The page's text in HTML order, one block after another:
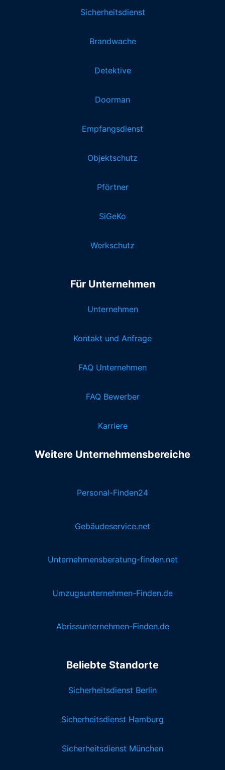
Sicherheitsdienst
Brandwache
Detektive
Doorman
Empfangsdienst
Objektschutz
Pförtner
SiGeKo
Werkschutz
Für Unternehmen
Unternehmen
Kontakt und Anfrage
FAQ Unternehmen
FAQ Bewerber
Karriere
Weitere Unternehmensbereiche
Personal-Finden24
Gebäudeservice.net
Unternehmensberatung-finden.net
Umzugsunternehmen-Finden.de
Abrissunternehmen-Finden.de
Beliebte Standorte
Sicherheitsdienst Berlin
Sicherheitsdienst Hamburg
Sicherheitsdienst München